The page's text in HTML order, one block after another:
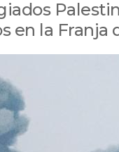
la Franja